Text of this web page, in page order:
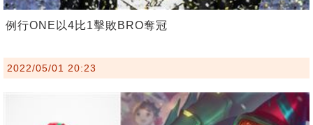
例行ONE以4比1擊敗BRO奪冠
2022/05/01 20:23